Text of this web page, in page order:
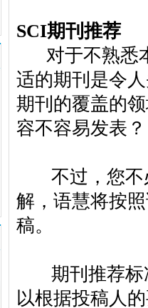
SCI期刊推荐
对于不熟悉
适的期刊是令
期刊的覆盖的
容不容易发表？
不过，您不
解，语慧将按
稿。
期刊推荐标
以根据投稿人